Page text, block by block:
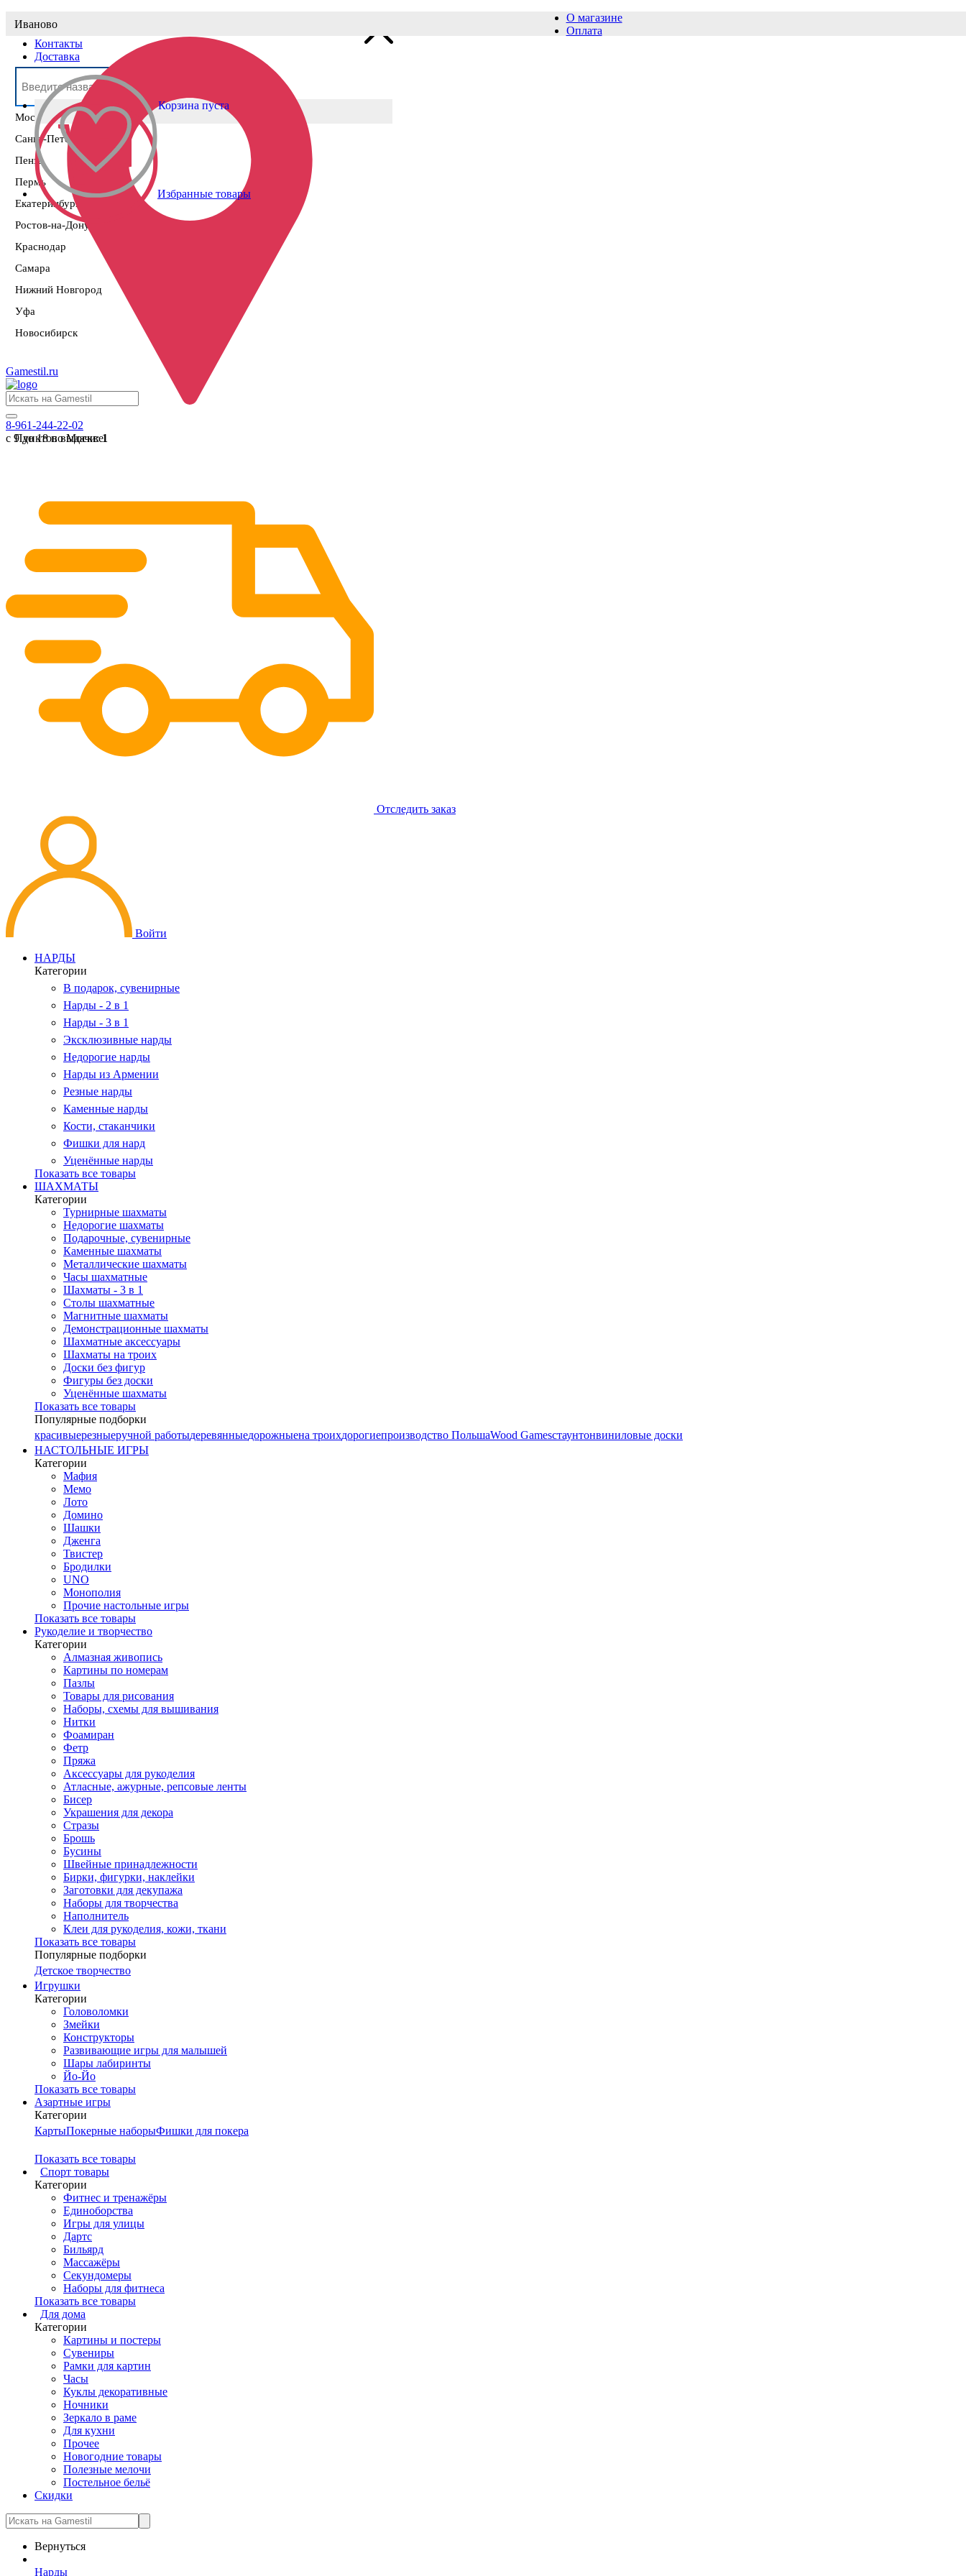
Выберите населённый пункт
Москва
Санкт-Петербург
Пенза
Пермь
Екатеринбург
Ростов-на-Дону
Краснодар
Самара
Нижний Новгород
Уфа
Новосибирск
Иваново
Пунктов выдачи:1
О магазине
Оплата
Контакты
Доставка
Избранные товары
Корзина пуста
Gamestil.ru
8-961-244-22-02
с 9 до 18 по Москве
Отследить заказ
Войти
НАРДЫ
Категории
В подарок, сувенирные
Нарды - 2 в 1
Нарды - 3 в 1
Эксклюзивные нарды
Недорогие нарды
Нарды из Армении
Резные нарды
Каменные нарды
Кости, стаканчики
Фишки для нард
Уценённые нарды
Показать все товары
ШАХМАТЫ
Категории
Турнирные шахматы
Недорогие шахматы
Подарочные, сувенирные
Каменные шахматы
Металлические шахматы
Часы шахматные
Шахматы - 3 в 1
Столы шахматные
Магнитные шахматы
Демонстрационные шахматы
Шахматные аксессуары
Шахматы на троих
Доски без фигур
Фигуры без доски
Уценённые шахматы
Показать все товары
Популярные подборки
красивыерезныеручной работыдеревянныедорожныена троихдорогиепроизводство ПольшаWood Gamesстаунтонвиниловые доски
НАСТОЛЬНЫЕ ИГРЫ
Категории
Мафия
Мемо
Лото
Домино
Шашки
Дженга
Твистер
Бродилки
UNO
Монополия
Прочие настольные игры
Показать все товары
Рукоделие и творчество
Категории
Алмазная живопись
Картины по номерам
Пазлы
Товары для рисования
Наборы, схемы для вышивания
Нитки
Фоамиран
Фетр
Пряжа
Аксессуары для рукоделия
Атласные, ажурные, репсовые ленты
Бисер
Украшения для декора
Стразы
Брошь
Бусины
Швейные принадлежности
Бирки, фигурки, наклейки
Заготовки для декупажа
Наборы для творчества
Наполнитель
Клеи для рукоделия, кожи, ткани
Показать все товары
Популярные подборки
Детское творчество
Игрушки
Категории
Головоломки
Змейки
Конструкторы
Развивающие игры для малышей
Шары лабиринты
Йо-Йо
Показать все товары
Азартные игры
Категории
КартыПокерные наборыФишки для покера
Показать все товары
Cпорт товары
Категории
Фитнес и тренажёры
Единоборства
Игры для улицы
Дартс
Бильярд
Массажёры
Секундомеры
Наборы для фитнеса
Показать все товары
Для дома
Категории
Картины и постеры
Сувениры
Рамки для картин
Часы
Куклы декоративные
Ночники
Зеркало в раме
Для кухни
Прочее
Новогодние товары
Полезные мелочи
Постельное бельё
Скидки
Вернуться
Нарды